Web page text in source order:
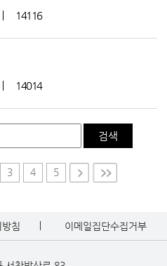
14116
14014
검색
3 4
5
침 이메일집단수집거부